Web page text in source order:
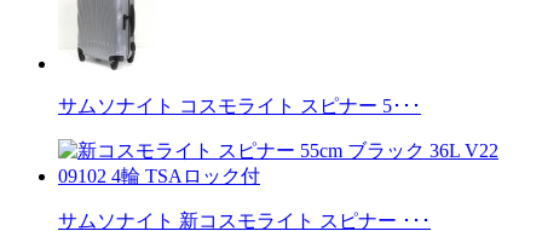
サムソナイト コスモライト スピナー 5･･･
サムソナイト 新コスモライト スピナー ･･･